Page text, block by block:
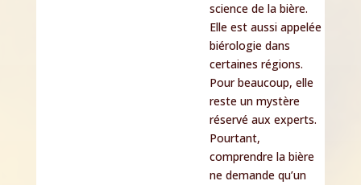
science de la bière.
Elle est aussi appelée
biérologie dans
certaines régions.
Pour beaucoup, elle
reste un mystère
réservé aux experts.
Pourtant,
comprendre la bière
ne demande qu’un